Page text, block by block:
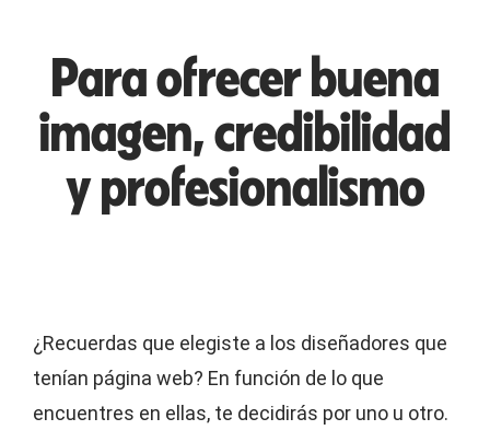
Para ofrecer buena
imagen, credibilidad
y profesionalismo
¿Recuerdas que elegiste a los diseñadores que
tenían página web? En función de lo que
encuentres en ellas, te decidirás por uno u otro.